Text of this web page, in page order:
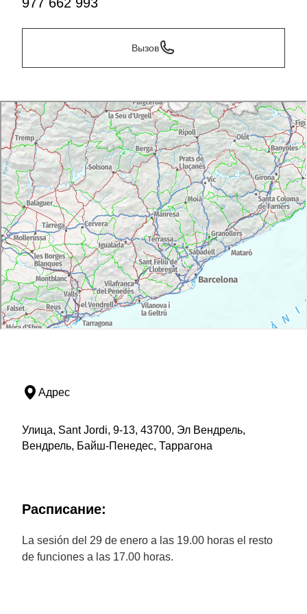
Вызов
Адрес
Улица, Sant Jordi, 9-13, 43700, Эл Вендрель,
Вендрель, Байш-Пенедес, Таррагона
Расписание:
La sesión del 29 de enero a las 19.00 horas el resto
de funciones a las 17.00 horas.